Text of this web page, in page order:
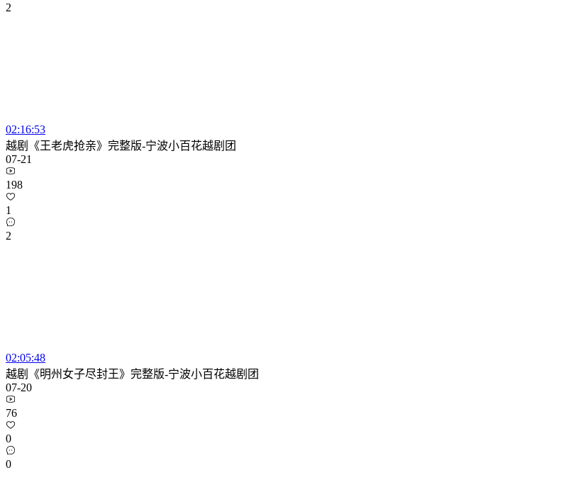
2
02:16:53
越剧《王老虎抢亲》完整版-宁波小百花越剧团
07-21
198
1
2
02:05:48
越剧《明州女子尽封王》完整版-宁波小百花越剧团
07-20
76
0
0